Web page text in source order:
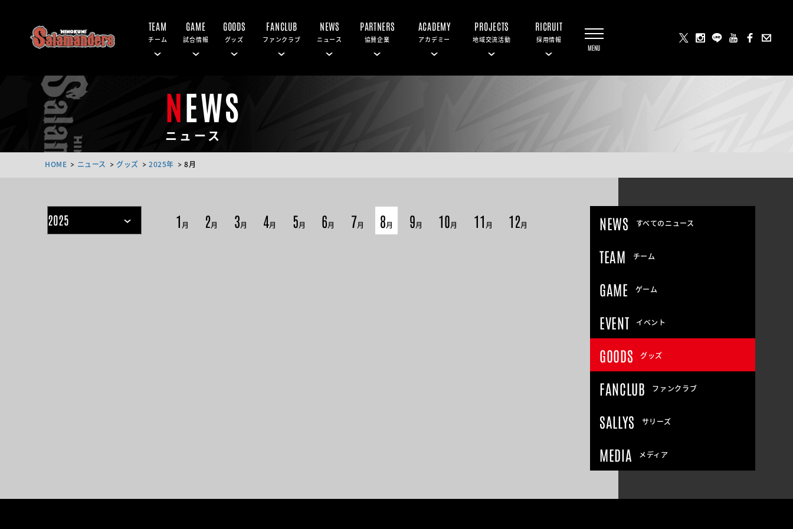
TEAM
チーム
GAME
試合情報
GOODS
グッズ
FANCLUB
ファンクラブ
NEWS
ニュース
PARTNERS
協賛企業
ACADEMY
アカデミー
PROJECTS
地域交流活動
RICRUIT
採用情報
NEWS
ニュース
HOME ニュース グッズ 2025年 8月
1 月 2月 3月 4月 5月 6月 7月 8月 9月 10月 11 月 12月 NEWS すべてのニュース
TEAM チーム
GAME ゲーム
EVENT イベント
GOODS グッズ
FANCLUB ファンクラブ
SALLYS サリーズ
MEDIA メディア